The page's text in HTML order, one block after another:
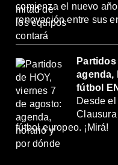
comienza el nuevo
renovación entre sus
agenda,
fútbol
Desde
fútbol europeo. ¡Mirá!